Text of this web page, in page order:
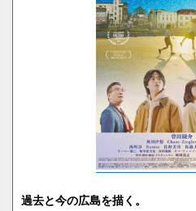
過去と今の広島を描く。